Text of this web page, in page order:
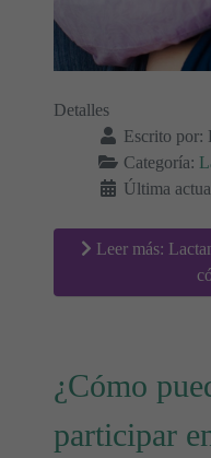
Detalles
Escrito por:
Categoría:
Última
Leer más:
¿Cómo
participar